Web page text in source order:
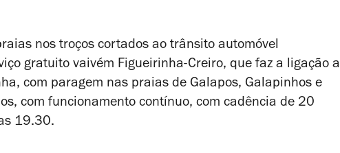
nos troços cortados ao trânsito automóvel
gratuito vaivém Figueirinha-Creiro, que faz a ligação a
com paragem nas praias de Galapos, Galapinhos e
com funcionamento contínuo, com cadência de 20
19.30.